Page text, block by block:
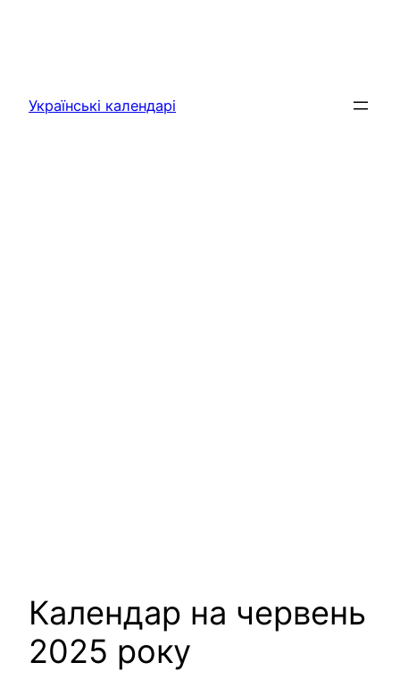
Українські календарі
Календар на червень
2025 року